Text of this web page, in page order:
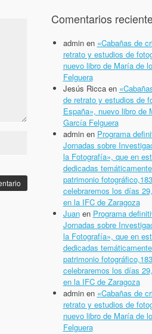
Comentarios
adminen «Cabañas de
retrato y estudios de
nuevo libro de María de
Felguera
Jesús Riccaen
de retrato y estudios de
España», nuevo libro de
García Felguera
adminen Programa
Jornadas sobre
la Fotografía», que en
dedicadas
patrimonio
celebraremos los días
en la IFC de Zaragoza
Juanen Programa
Jornadas sobre
la Fotografía», que en
dedicadas
patrimonio
celebraremos los días
en la IFC de Zaragoza
adminen «Cabañas de
retrato y estudios de
nuevo libro de María de
Felguera